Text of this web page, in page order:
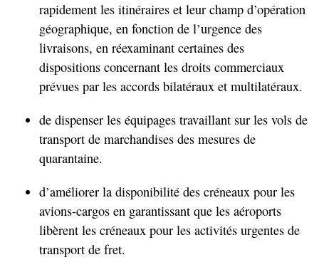
rapidement les itinéraires et leur champ d’opération
géographique, en fonction de l’urgence des
livraisons, en réexaminant certaines des
dispositions concernant les droits commerciaux
prévues par les accords bilatéraux et multilatéraux.
de dispenser les équipages travaillant sur les vols de
transport de marchandises des mesures de
quarantaine.
d’améliorer la disponibilité des créneaux pour les
avions-cargos en garantissant que les aéroports
libèrent les créneaux pour les activités urgentes de
transport de fret.